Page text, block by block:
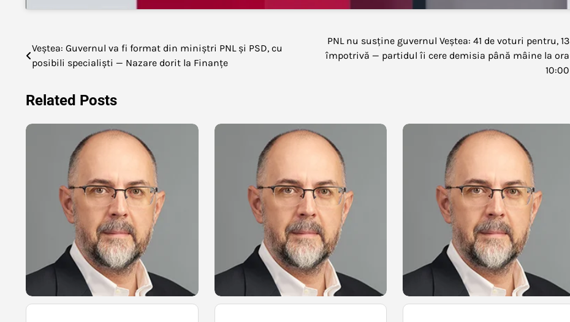
Navigare
în
Veștea: Guvernul va fi format din miniștri PNL și PSD, cu
posibili specialiști — Nazare dorit la Finanțe
PNL nu susține guvernul Veștea: 41 de voturi pentru, 13
împotrivă — partidul îi cere demisia până mâine la ora
10:00
Related Posts